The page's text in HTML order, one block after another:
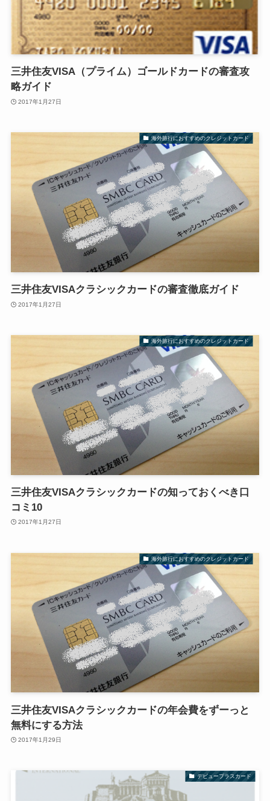
三井住友VISA（プライム）ゴールドカードの審査攻
略ガイド
2017年1月27日
海外旅行におすすめのクレジットカード
三井住友VISAクラシックカードの審査徹底ガイド
2017年1月27日
海外旅行におすすめのクレジットカード
三井住友VISAクラシックカードの知っておくべき口
コミ10
2017年1月27日
海外旅行におすすめのクレジットカード
三井住友VISAクラシックカードの年会費をずーっと
無料にする方法
2017年1月29日
デビュープラスカード